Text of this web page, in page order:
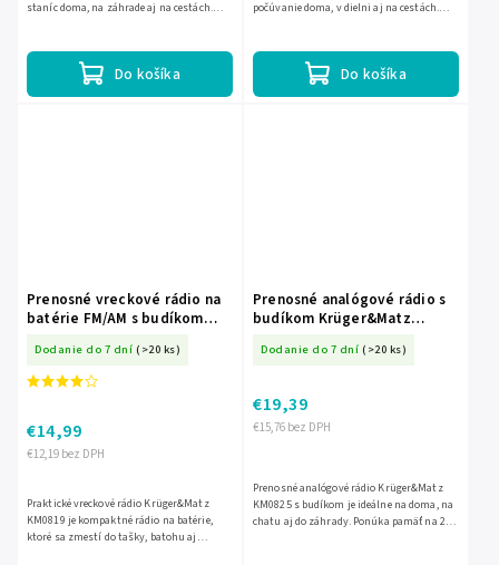
Do košíka
staníc doma, na záhrade aj na cestách.
Do košíka
počúvanie doma, v dielni aj na cestách.
Prenosné vreckové rádio na
batérie FM/AM s budíkom
Dodanie do 7 dní (>20 ks)
€12,19 bez DPH
€14,99
Praktické vreckové rádio Krüger&Matz
KM0819 je kompaktné rádio na batérie,
ktoré sa zmestí do tašky, batohu aj
Prenosné analógové rádio s
budíkom Krüger&Matz
Dodanie do 7 dní (>20 ks)
€15,76 bez DPH
€19,39
Prenosné analógové rádio Krüger&Matz
KM0825 s budíkom je ideálne na doma, na
chatu aj do záhrady. Ponúka pamäť na 20